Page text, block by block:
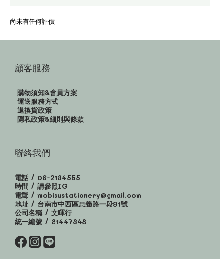
尚未有任何評價
顧客服務
購物須知&會員方案
運送服務方式
退換貨政策
隱私政策&細則與條款
聯絡我們
電話 / 06-2134555
時間 / 請參照IG
電郵 / mobisustationery@gmail.com
地址 / 台南市中西區忠義路一段91號
公司名稱 / 文暉行
統一編號 / 81447348